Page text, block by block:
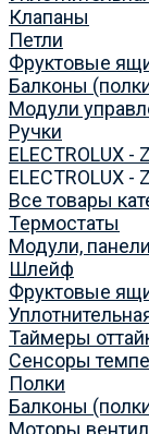
Клапаны
Петли
Фруктовые
Балконы
Модули
Ручки
ELECTROLUX -
ELECTROLUX -
Все товары
Термостаты
Модули,
Шлейф
Фруктовые
Таймеры
Сенсоры
Полки
Балконы
Моторы